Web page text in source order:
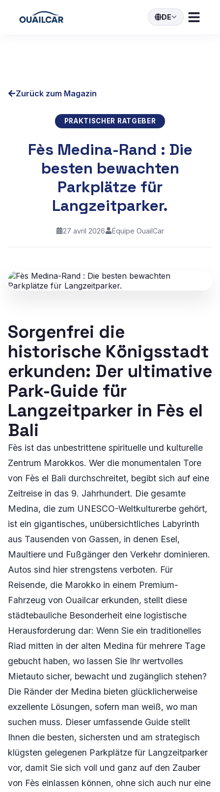
DE
Zurück zum Magazin
PRAKTISCHER RATGEBER
Fès Medina-Rand : Die
besten bewachten
Parkplätze für
Langzeitparker.
27 avril 2026 Équipe OuailCar
Sorgenfrei die
historische Königsstadt
erkunden: Der ultimative
Park-Guide für
Langzeitparker in Fès el
Bali
Fès ist das unbestrittene spirituelle und kulturelle
Zentrum Marokkos. Wer die monumentalen Tore
von Fès el Bali durchschreitet, begibt sich auf eine
Zeitreise in das 9. Jahrhundert. Die gesamte
Medina, die zum UNESCO-Weltkulturerbe gehört,
ist ein gigantisches, unübersichtliches Labyrinth
aus Tausenden von Gassen, in denen Esel,
Maultiere und Fußgänger den Verkehr dominieren.
Autos sind hier strengstens verboten. Für
Reisende, die Marokko in einem Premium-
Fahrzeug von Ouailcar erkunden, stellt diese
städtebauliche Besonderheit eine logistische
Herausforderung dar: Wenn Sie ein traditionelles
Riad mitten in der alten Medina für mehrere Tage
gebucht haben, wo lassen Sie Ihr wertvolles
Mietauto sicher, bewacht und zugänglich stehen?
Die Ränder der Medina bieten glücklicherweise
exzellente Lösungen, sofern man weiß, wo man
suchen muss. Dieser umfassende Guide stellt
Ihnen die besten, sichersten und am strategisch
klügsten gelegenen Parkplätze für Langzeitparker
vor, damit Sie sich voll und ganz auf den Zauber
von Fès einlassen können, ohne sich auch nur eine